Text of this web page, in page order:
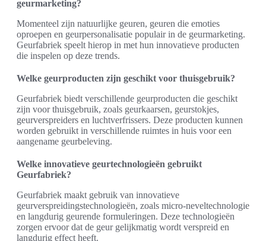
geurmarketing?
Momenteel zijn natuurlijke geuren, geuren die emoties
oproepen en geurpersonalisatie populair in de geurmarketing.
Geurfabriek speelt hierop in met hun innovatieve producten
die inspelen op deze trends.
Welke geurproducten zijn geschikt voor thuisgebruik?
Geurfabriek biedt verschillende geurproducten die geschikt
zijn voor thuisgebruik, zoals geurkaarsen, geurstokjes,
geurverspreiders en luchtverfrissers. Deze producten kunnen
worden gebruikt in verschillende ruimtes in huis voor een
aangename geurbeleving.
Welke innovatieve geurtechnologieën gebruikt
Geurfabriek?
Geurfabriek maakt gebruik van innovatieve
geurverspreidingstechnologieën, zoals micro-neveltechnologie
en langdurig geurende formuleringen. Deze technologieën
zorgen ervoor dat de geur gelijkmatig wordt verspreid en
langdurig effect heeft.